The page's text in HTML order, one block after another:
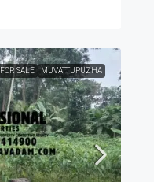
FOR SALE MUVATTUPUZHA